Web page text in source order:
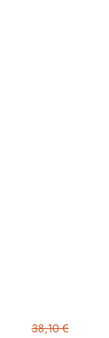
38,10 €